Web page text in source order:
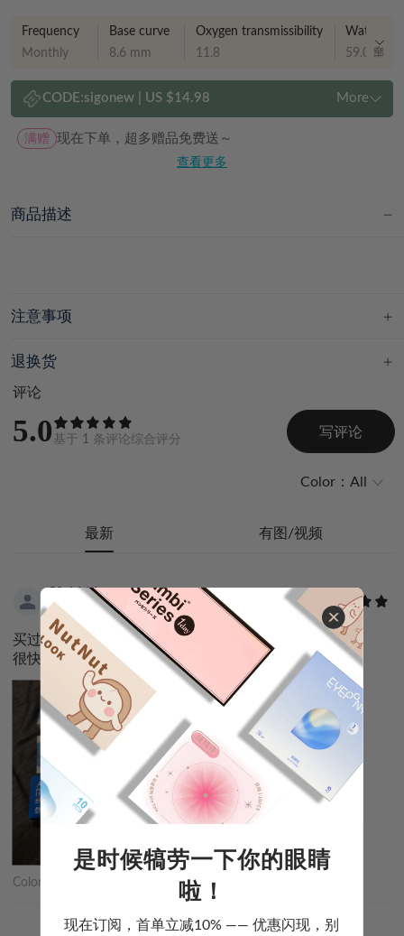
Frequency
Monthly
Base curve
8.6 mm
Oxygen transmissibility
11.8
Water
59.00%
CODE:sigonew| US $14.98 More
满赠 现在下单，超多赠品免费送～
查看更多
商品描述
注意事项
退换货
评论
5.0 基于 1 条评论综合评分
写评论
Color： All
最新 有图/视频
Yo****an
06.25.2026|Australia
买过很多次了，很好用，也便宜实惠。寄到海外也
很快。
Color:
是时候犒劳一下你的眼睛
啦！
现在订阅，首单立减10% —— 优惠闪现，别